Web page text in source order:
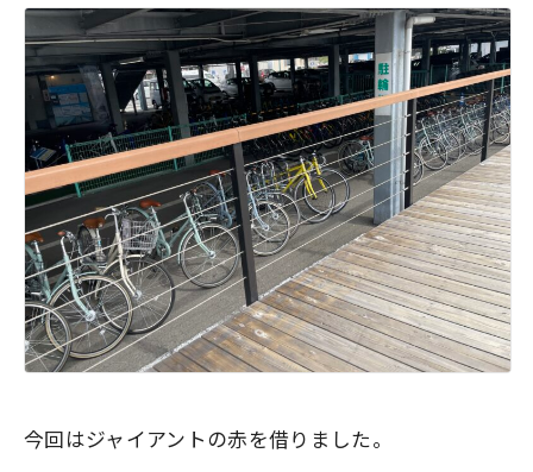
今回はジャイアントの赤を借りました。